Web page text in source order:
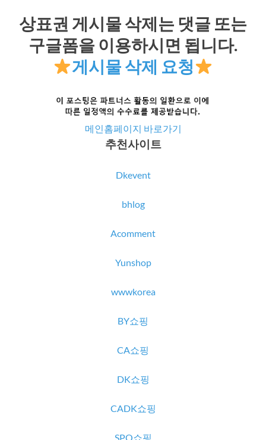
상표권 게시물 삭제는 댓글 또는
구글폼을 이용하시면 됩니다.
게시물 삭제 요청
메인홈페이지 바로가기
추천사이트
Dkevent
bhlog
Acomment
Yunshop
wwwkorea
BY쇼핑
CA쇼핑
DK쇼핑
CADK쇼핑
SPQ쇼핑